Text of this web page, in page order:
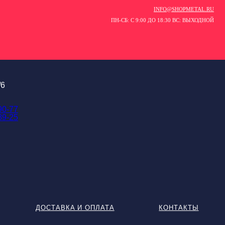
INFO@SHOPMETAL.RU
ПН-СБ: С 9:00 ДО 18:30 ВС: ВЫХОДНОЙ
77
25
ДОСТАВКА И ОПЛАТА КОНТАКТЫ